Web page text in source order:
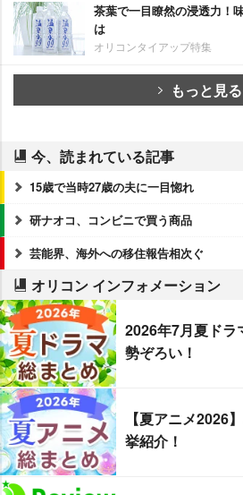
茶葉で一目瞭然の浸透力！
は
オリコンタイアップ特集
もっと見る
今、読まれている記事
15歳で当時27歳の夫に一目惚れ
研ナオコ、コンビニで買う商品
芸能界、海外への移住報告相次ぐ
オリコン インフォメーション
2026年7月夏ドラ
勢ぞろい！
【夏アニメ2026
挙紹介！